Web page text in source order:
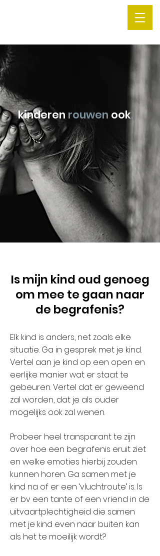
kinderen rouwen ook.
Is mijn kind oud genoeg
om mee te gaan naar
de begrafenis?
Elk kind is anders, net zoals elke
situatie. Ga in gesprek met je kind.
Vertel aan je kind op een open en
eerlijke manier wat er staat te
gebeuren. Vertel dat er geweend
zal worden, dat je als ouder
mogelijks ook zal wenen.
Probeer heel transparant te zijn
over hoe een begrafenis eruit ziet
en welke emoties hierbij zouden
kunnen horen. Ga samen met je
kind na of er een ‘vluchtroute’ is. Is
er bv een tante of een vriend in de
uitvaartplechtigheid die samen
met je kind even naar buiten kan
als het te moeilijk wordt?